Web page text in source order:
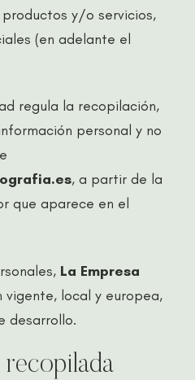
y/o servicios,
(en adelante el
regula la recopilación,
personal y no
, a partir de la
que aparece en el
La Empresa
vigente, local y europea,
desarrollo.